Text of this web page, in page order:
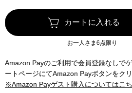
カートに入れる
お一人さま6点限り
Amazon Payのご利用で会員登録なしで
ートページにてAmazon Payボタンをク
※Amazon Payゲスト購入についてはこ